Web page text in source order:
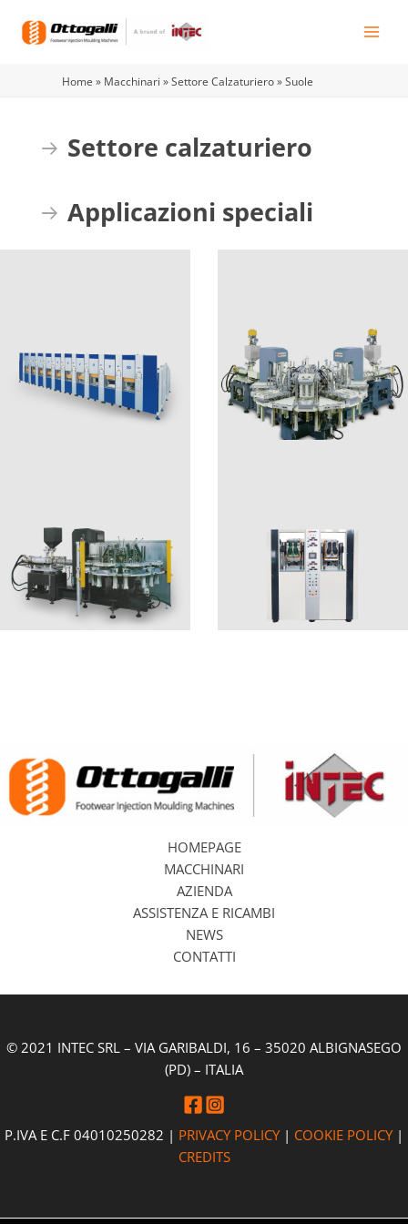
Home » Macchinari »Settore Calzaturiero»Suole
Espandi
Settore calzaturiero
Espandi
Applicazioni speciali
HOMEPAGE
MACCHINARI
AZIENDA
ASSISTENZA E RICAMBI
NEWS
CONTATTI
© 2021 INTEC SRL – VIA GARIBALDI, 16 – 35020 ALBIGNASEGO
(PD) – ITALIA
P.IVA E C.F 04010250282 | PRIVACY POLICY| COOKIE POLICY|
CREDITS